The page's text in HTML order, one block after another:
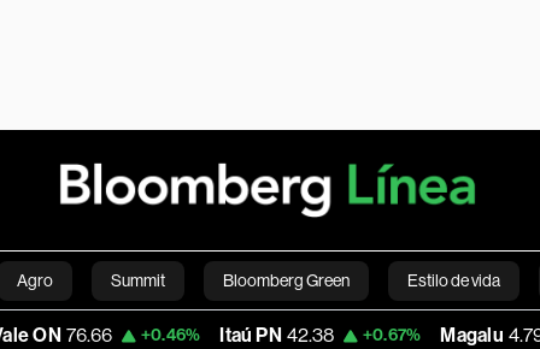
Agro Summit Bloomberg Green Estilo de vida
pessoais Viagens Internacional Brasil
+0.46% Itaú PN 42.38 +0.67% Magalu 4.79 -